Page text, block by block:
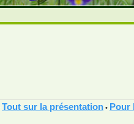
Tout sur la présentation • Pour